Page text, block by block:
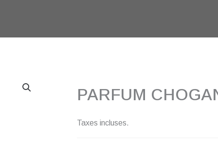
PARFUM
Taxes incluses.